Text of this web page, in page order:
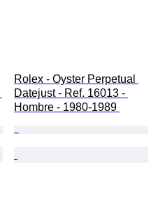
Rolex - Oyster Perpetual
Datejust - Ref. 16013 -
Hombre - 1980-1989